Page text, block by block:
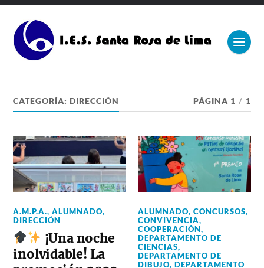
CATEGORÍA:DIRECCIÓN PÁGINA 1 / 1
A.M.P.A.,ALUMNADO,
DIRECCIÓN
¡Una noche
inolvidable! La
ALUMNADO,CONCURSOS,
CONVIVENCIA,
COOPERACIÓN,
DEPARTAMENTO DE
CIENCIAS,
DEPARTAMENTO DE
DIBUJO,DEPARTAMENTO